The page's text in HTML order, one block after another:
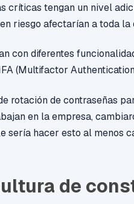
críticas tengan un nivel
riesgo afectarían a toda la
con diferentes
(Multifactor
rotación de contraseñas
en la empresa,
sería hacer esto al menos
de